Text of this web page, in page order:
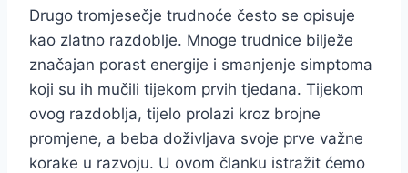
Drugo tromjesečje trudnoće često se opisuje
kao zlatno razdoblje. Mnoge trudnice bilježe
značajan porast energije i smanjenje simptoma
koji su ih mučili tijekom prvih tjedana. Tijekom
ovog razdoblja, tijelo prolazi kroz brojne
promjene, a beba doživljava svoje prve važne
korake u razvoju. U ovom članku istražit ćemo